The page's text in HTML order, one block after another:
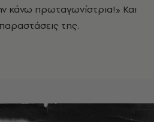
κάνω πρωταγωνίστρια!» Και
της.